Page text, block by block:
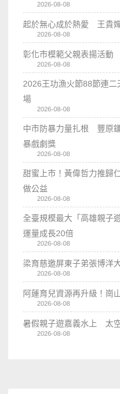
2026-08-08
起於無心成於熱愛 王貴
2026-08-08
彰化市模範父親表揚活動
2026-08-08
2026王功漁火節88節連
場
2026-08-08
中市防暴力量扎根 豐原
暴戲劇獎
2026-08-08
甜蜜上市！黃偉哲力推歸
做公益
2026-08-08
全臺規模最大「高雄親子
運量成長20倍
2026-08-08
梁育慈邀屏東子弟張博洋
2026-08-08
阿蓮育兒資源再升級！崗
2026-08-08
暑假親子遊嘉義水上 太
2026-08-08